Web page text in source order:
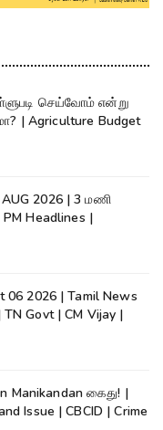
செய்வோம் என்று
| Agriculture Budget
2026 | 3 மணி
Headlines |
06 2026 | Tamil News
Govt | CM Vijay |
Manikandan கைது! |
Issue | CBCID | Crime